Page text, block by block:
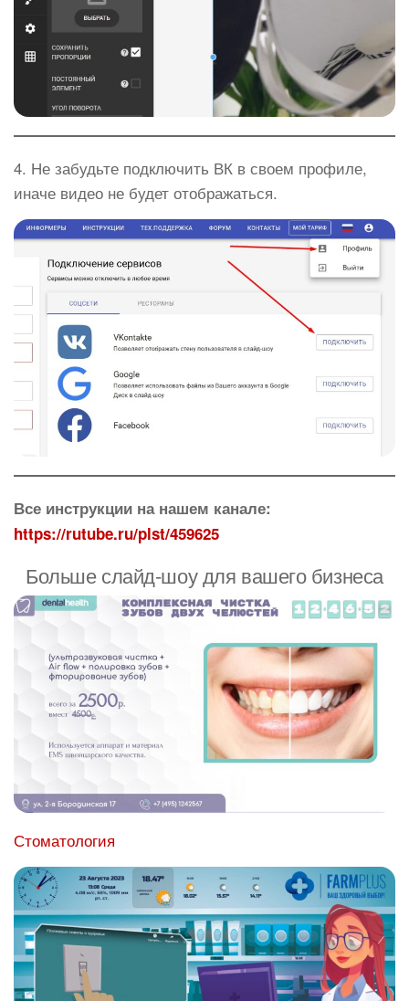
4. Не забудьте подключить ВК в своем профиле,
иначе видео не будет отображаться.
Все инструкции на нашем канале:
https://rutube.ru/plst/459625
Больше слайд-шоу для вашего бизнеса
Стоматология